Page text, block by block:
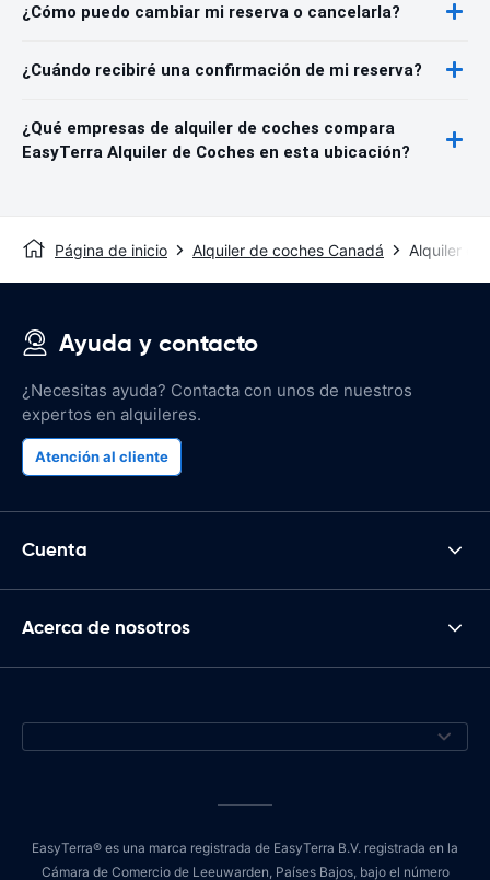
¿Cómo puedo cambiar mi reserva o cancelarla?
¿Cuándo recibiré una confirmación de mi reserva?
¿Qué empresas de alquiler de coches compara
EasyTerra Alquiler de Coches en esta ubicación?
Página de inicio Alquiler de coches Canadá Alquiler de
Ayuda y contacto
¿Necesitas ayuda? Contacta con unos de nuestros
expertos en alquileres.
Atención al cliente
Cuenta
Acerca de nosotros
EasyTerra® es una marca registrada de EasyTerra B.V. registrada en la
Cámara de Comercio de Leeuwarden, Países Bajos, bajo el número